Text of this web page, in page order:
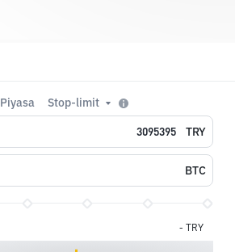
Piyasa
Stop-limit
TRY
BTC
- TRY